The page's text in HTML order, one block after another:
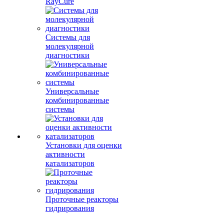
Системы для
молекулярной
диагностики
Универсальные
комбинированные
системы
Установки для оценки
активности
катализаторов
Проточные реакторы
гидрирования